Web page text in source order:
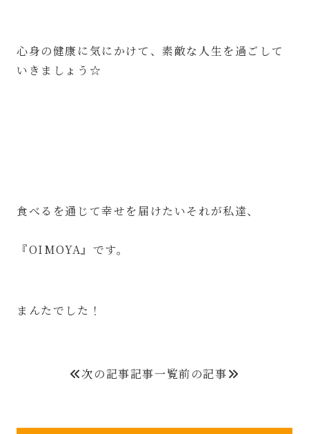
心身の健康に気にかけて、素敵な人生を過ごして
いきましょう☆
食べるを通じて幸せを届けたいそれが私達、
『OIMOYA』です。
まんたでした！
次の記事記事一覧前の記事